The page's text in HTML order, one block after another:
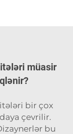
müasir
bir çox
çevrilir.
bu